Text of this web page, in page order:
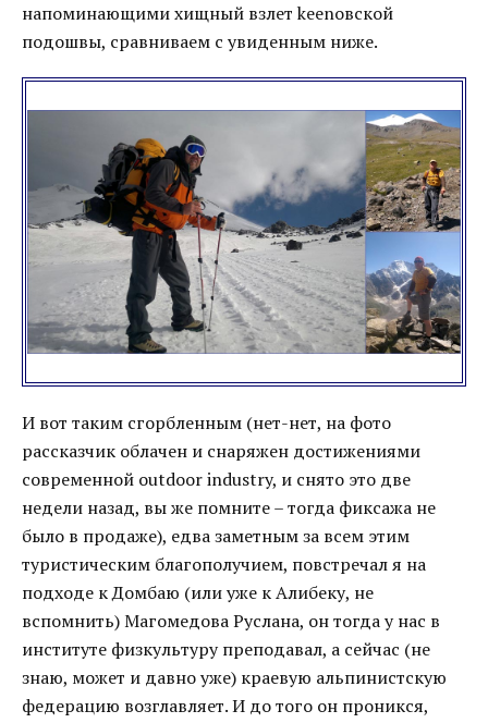
напоминающими хищный взлет keenовской
подошвы, сравниваем с увиденным ниже.
И вот таким сгорбленным (нет-нет, на фото
рассказчик облачен и снаряжен достижениями
современной outdoor industry, и снято это две
недели назад, вы же помните – тогда фиксажа не
было в продаже), едва заметным за всем этим
туристическим благополучием, повстречал я на
подходе к Домбаю (или уже к Алибеку, не
вспомнить) Магомедова Руслана, он тогда у нас в
институте физкультуру преподавал, а сейчас (не
знаю, может и давно уже) краевую альпинистскую
федерацию возглавляет. И до того он проникся,